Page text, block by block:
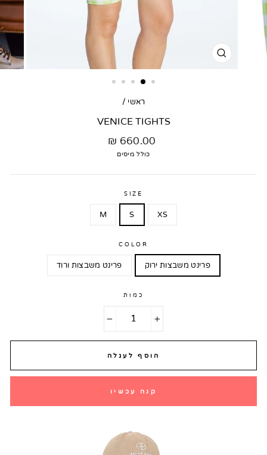
סגור
ראשי /
VENICE TIGHTS
מחיר
רגיל
660.00 ₪
כולל מיסים
SIZE
XS
S
M
COLOR
פרינט משבצות ירוק פרינט משבצות ורוד
כמות
+
הוסף לעגלה
קנה עכשיו